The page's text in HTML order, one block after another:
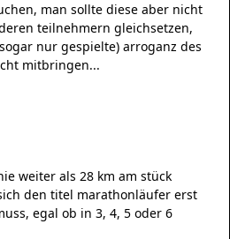
man sollte diese aber nicht
teilnehmern gleichsetzen,
nur gespielte) arroganz des
mitbringen...
weiter als 28 km am stück
den titel marathonläufer erst
egal ob in 3, 4, 5 oder 6